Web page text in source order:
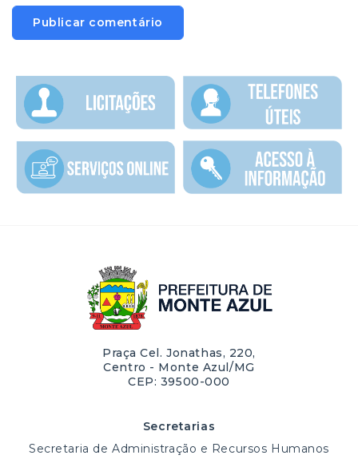
Praça Cel. Jonathas, 220,
Centro - Monte Azul/MG
CEP: 39500-000
Secretarias
Secretaria de Administração e Recursos Humanos